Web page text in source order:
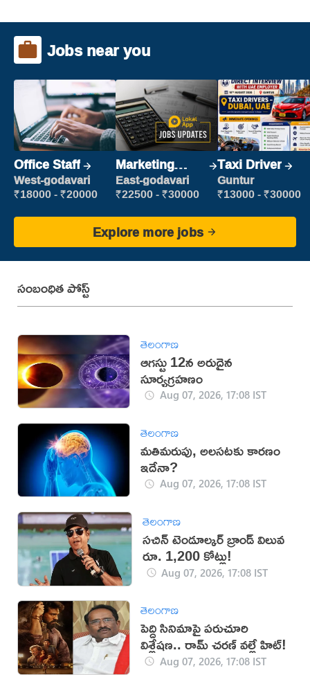
Jobs near you
Office Staff
West-godavari
₹18000 - ₹20000
Marketing
Executive
East-godavari
₹22500 - ₹30000
Taxi Driver
Guntur
₹13000 - ₹30000
Explore more jobs
సంబంధిత పోస్ట్
తెలంగాణ
ఆగస్టు 12న అరుదైన
సూర్యగ్రహణం
Aug 07, 2026, 17:08 IST
తెలంగాణ
మతిమరుపు, అలసటకు కారణం
ఇదేనా?
Aug 07, 2026, 17:08 IST
తెలంగాణ
సచిన్ టెండూల్కర్ బ్రాండ్ విలువ
రూ. 1,200 కోట్లు!
Aug 07, 2026, 17:08 IST
తెలంగాణ
పెద్ది సినిమాపై పరుచూరి
విశ్లేషణ.. రామ్ చరణ్ వల్లే హిట్!
Aug 07, 2026, 17:08 IST